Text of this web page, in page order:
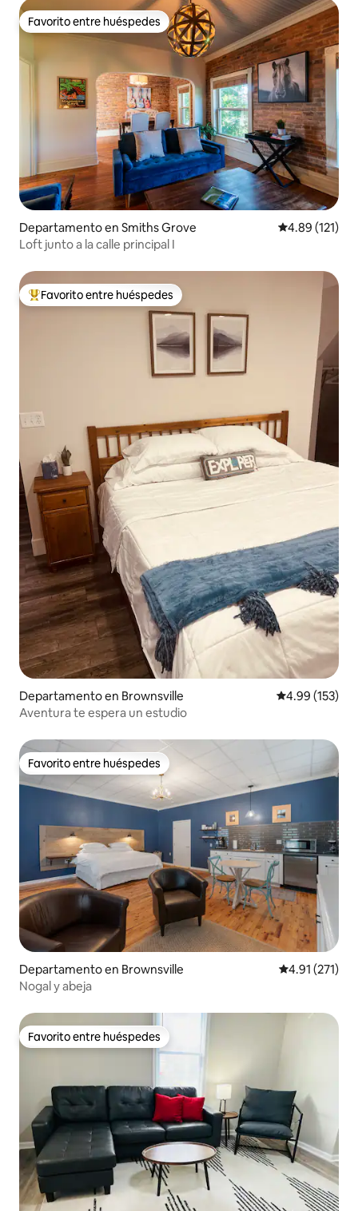
Favorito entre huéspedes
Favorito entre huéspedes
Departamento en Smiths Grove Calificación
4.89 (121)
Loft junto a la calle principal I
De los mejores en Favorito entre huéspedes
Favorito entre huéspedes
Departamento en Brownsville Calificación
4.99 (153)
Aventura te espera un estudio
Favorito entre huéspedes
Favorito entre huéspedes
Departamento en Brownsville Calificación
4.91 (271)
Nogal y abeja
Favorito entre huéspedes
Favorito entre huéspedes